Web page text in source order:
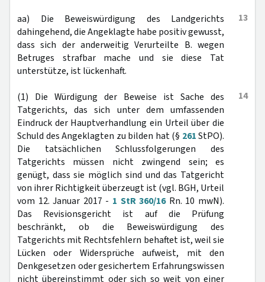
13
aa) Die Beweiswürdigung des Landgerichts
dahingehend, die Angeklagte habe positiv gewusst,
dass sich der anderweitig Verurteilte B. wegen
Betruges strafbar mache und sie diese Tat
unterstütze, ist lückenhaft.
14
(1) Die Würdigung der Beweise ist Sache des
Tatgerichts, das sich unter dem umfassenden
Eindruck der Hauptverhandlung ein Urteil über die
Schuld des Angeklagten zu bilden hat (§ 261StPO).
Die tatsächlichen Schlussfolgerungen des
Tatgerichts müssen nicht zwingend sein; es
genügt, dass sie möglich sind und das Tatgericht
von ihrer Richtigkeit überzeugt ist (vgl. BGH, Urteil
vom 12. Januar 2017 - 1 StR 360/16Rn. 10 mwN).
Das Revisionsgericht ist auf die Prüfung
beschränkt, ob die Beweiswürdigung des
Tatgerichts mit Rechtsfehlern behaftet ist, weil sie
Lücken oder Widersprüche aufweist, mit den
Denkgesetzen oder gesichertem Erfahrungswissen
nicht übereinstimmt oder sich so weit von einer